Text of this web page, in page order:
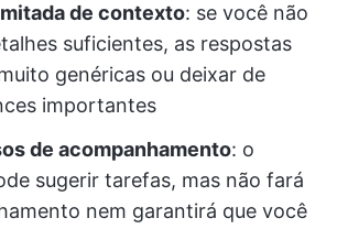
de contexto: se você não
suficientes, as respostas
genéricas ou deixar de
importantes
de acompanhamento: o
sugerir tarefas, mas não fará
nem garantirá que você